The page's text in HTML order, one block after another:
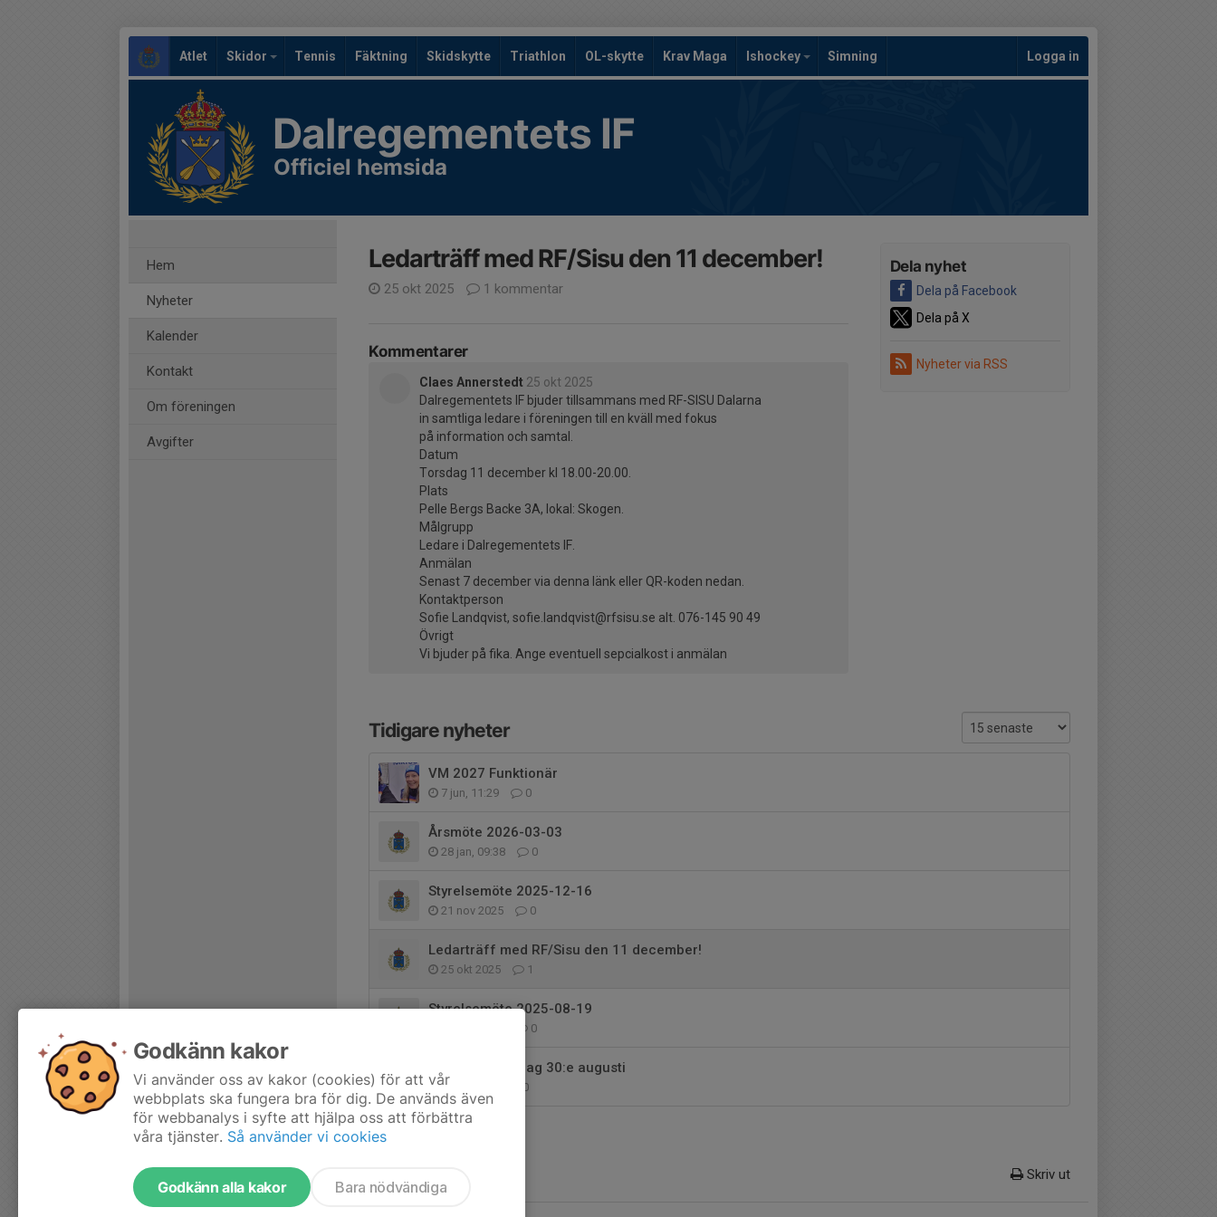
Atlet Skidor Tennis Fäktning Skidskytte Triathlon OL-skytte Krav Maga Ishockey Simning Logga in
Dalregementets IF
Officiel hemsida
Hem
Nyheter
Kalender
Kontakt
Om föreningen
Avgifter
Dela nyhet
Dela på Facebook
Dela på X
Nyheter via RSS
Ledarträff med RF/Sisu den 11 december!
25 okt 2025 1 kommentar
Kommentarer
Claes Annerstedt 25 okt 2025
Dalregementets IF bjuder tillsammans med RF-SISU Dalarna
in samtliga ledare i föreningen till en kväll med fokus
på information och samtal.
Datum
Torsdag 11 december kl 18.00-20.00.
Plats
Pelle Bergs Backe 3A, lokal: Skogen.
Målgrupp
Ledare i Dalregementets IF.
Anmälan
Senast 7 december via denna länk eller QR-koden nedan.
Kontaktperson
Sofie Landqvist, sofie.landqvist@rfsisu.se alt. 076-145 90 49
Övrigt
Vi bjuder på fika. Ange eventuell sepcialkost i anmälan
Tidigare nyheter
VM 2027 Funktionär
7 jun, 11:29 0
Årsmöte 2026-03-03
28 jan, 09:38 0
Styrelsemöte 2025-12-16
21 nov 2025 0
Ledarträff med RF/Sisu den 11 december!
25 okt 2025 1
Styrelsemöte 2025-08-19
0
Regementets dag 30:e augusti
19 jul 2025 0
Skriv ut
Godkänn kakor
Vi använder oss av kakor (cookies) för att vår
webbplats ska fungera bra för dig. De används även
för webbanalys i syfte att hjälpa oss att förbättra
våra tjänster. Så använder vi cookies
Godkänn alla kakor Bara nödvändiga